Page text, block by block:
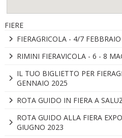
FIERE
FIERAGRICOLA - 4/7
RIMINI FIERAVICOLA - 6 - 8
IL TUO BIGLIETTO PER
GENNAIO 2025
ROTA GUIDO IN FIERA A
ROTA GUIDO ALLA FIERA
GIUGNO 2023